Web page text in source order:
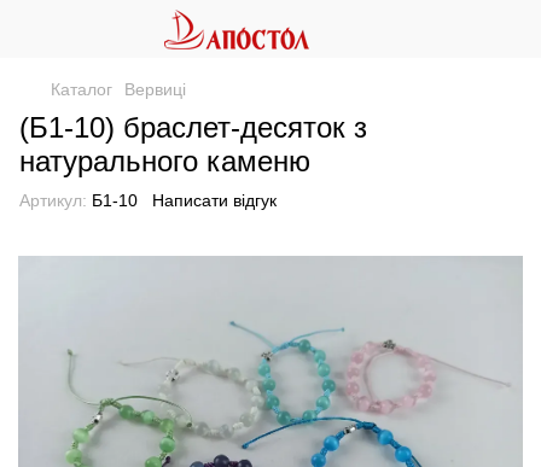
Каталог Вервиці
(Б1-10) браслет-десяток з
натурального каменю
Артикул: Б1-10 Написати відгук